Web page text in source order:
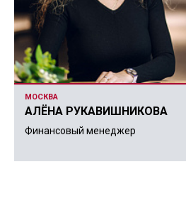
МОСКВА
АЛЁНА РУКАВИШНИКОВА
Финансовый менеджер